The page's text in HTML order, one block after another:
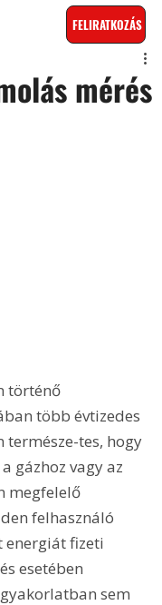
FELIRATKOZÁS
mérés
történő
több évtizedes
tes, hogy
gázhoz vagy az
megfelelő
felhasználó
energiát fizeti
esetében
sem